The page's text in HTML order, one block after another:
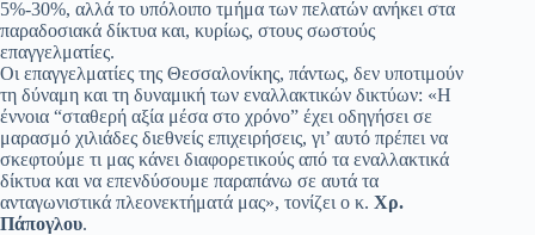
5%-30%, αλλά το υπόλοιπο τμήμα των πελατών ανήκει στα
παραδοσιακά δίκτυα και, κυρίως, στους σωστούς
επαγγελματίες.
Οι επαγγελματίες της Θεσσαλονίκης, πάντως, δεν υποτιμούν
τη δύναμη και τη δυναμική των εναλλακτικών δικτύων: «Η
έννοια “σταθερή αξία μέσα στο χρόνο” έχει οδηγήσει σε
μαρασμό χιλιάδες διεθνείς επιχειρήσεις, γι’ αυτό πρέπει να
σκεφτούμε τι μας κάνει διαφορετικούς από τα εναλλακτικά
δίκτυα και να επενδύσουμε παραπάνω σε αυτά τα
ανταγωνιστικά πλεονεκτήματά μας», τονίζει ο κ. Χρ.
Πάπογλου.